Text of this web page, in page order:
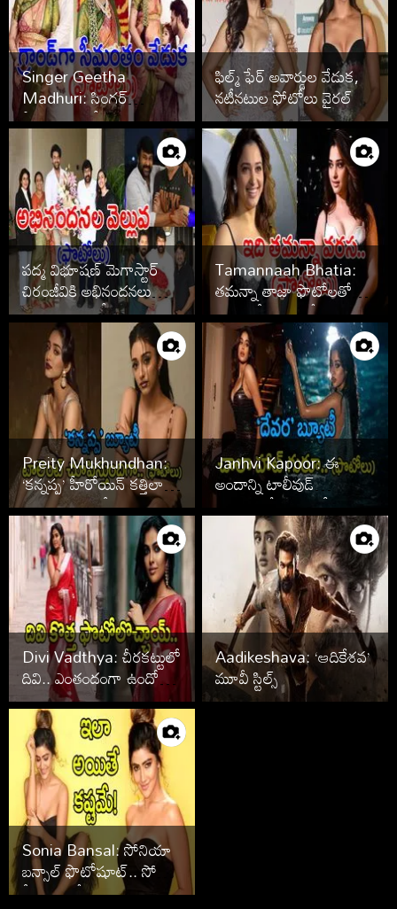
Singer Geetha
Madhuri: సింగర్
గీతామాధురి సీమంతపు
వేడుక ఫొటోలు
ఫిల్మ్ ఫేర్ అవార్డుల వేడుక,
నటీనటుల ఫోటోలు వైరల్
పద్మ విభూషణ్ మెగాస్టార్
చిరంజీవికి అభినందనలు
తెలిపిన సెలబ్రిటీలు
Tamannaah Bhatia:
తమన్నా తాజా ఫొటోలతో
సోషల్ మీడియా షేక్
Preity Mukhundhan:
‘కన్నప్ప’ హీరోయిన్ కత్తిలా
ఉందిగా.. ఫొటోలు వైరల్
Janhvi Kapoor: ఈ
అందాన్ని టాలీవుడ్
ఆస్వాదించేది ఎప్పుడో..
ఫొటోలు వైరల్
Divi Vadthya: చీరకట్టులో
దివి.. ఎంతందంగా ఉందో
చూశారా?
Aadikeshava: ‘ఆదికేశవ’
మూవీ స్టిల్స్
Sonia Bansal: సోనియా
బన్సాల్ ఫొటోషూట్.. సోషల్
మీడియా షేక్